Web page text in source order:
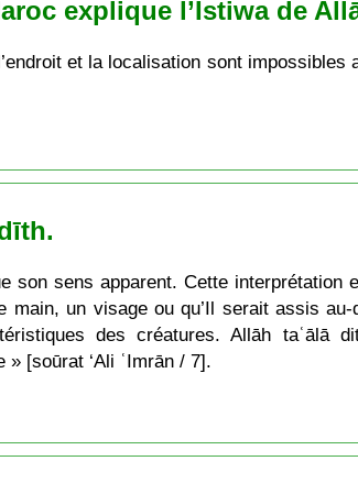
explique l’Istiwa de
et la localisation sont impossibles
sens apparent. Cette interprétation
un visage ou qu’Il serait assis au-
des créatures. Allāh taʿālā
[soūrat ‘Ali ʿImrān / 7].